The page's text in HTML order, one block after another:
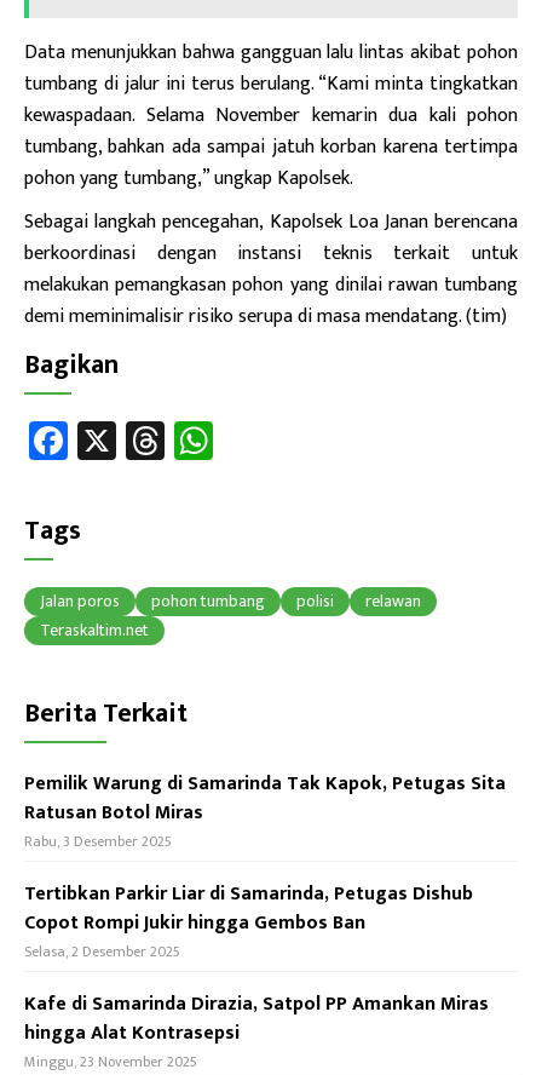
Data menunjukkan bahwa gangguan lalu lintas akibat pohon
tumbang di jalur ini terus berulang. “Kami minta tingkatkan
kewaspadaan. Selama November kemarin dua kali pohon
tumbang, bahkan ada sampai jatuh korban karena tertimpa
pohon yang tumbang,” ungkap Kapolsek.
Sebagai langkah pencegahan, Kapolsek Loa Janan berencana
berkoordinasi dengan instansi teknis terkait untuk
melakukan pemangkasan pohon yang dinilai rawan tumbang
demi meminimalisir risiko serupa di masa mendatang. (tim)
Bagikan
Fa
ce
b
o
ok
X T
hr
p
p
Tags
Jalan poros pohon tumbang polisi
relawan
Teraskaltim.net
Berita Terkait
Pemilik Warung di Samarinda Tak Kapok, Petugas Sita
Ratusan Botol Miras
Rabu, 3 Desember 2025
Tertibkan Parkir Liar di Samarinda, Petugas Dishub
Copot Rompi Jukir hingga Gembos Ban
Selasa, 2 Desember 2025
Kafe di Samarinda Dirazia, Satpol PP Amankan Miras
hingga Alat Kontrasepsi
Minggu, 23 November 2025